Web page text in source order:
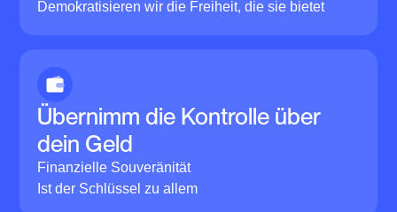
Demokratisieren wir die Freiheit, die sie bietet
Übernimm die Kontrolle über
dein Geld
Finanzielle Souveränität
Ist der Schlüssel zu allem